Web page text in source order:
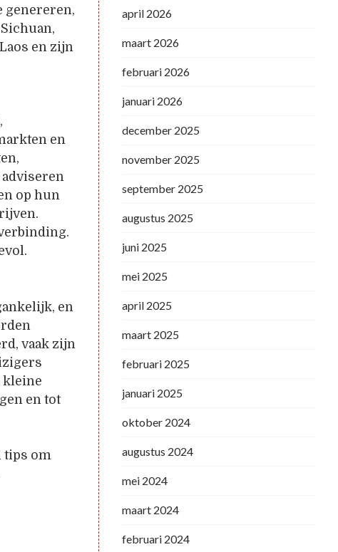
genereren,
en zijn
en
adviseren
op hun
en
vaak zijn
kleine
en tot
tips om
april 2026
maart 2026
februari 2026
januari 2026
december 2025
november 2025
september 2025
augustus 2025
juni 2025
mei 2025
april 2025
maart 2025
februari 2025
januari 2025
oktober 2024
augustus 2024
mei 2024
maart 2024
februari 2024